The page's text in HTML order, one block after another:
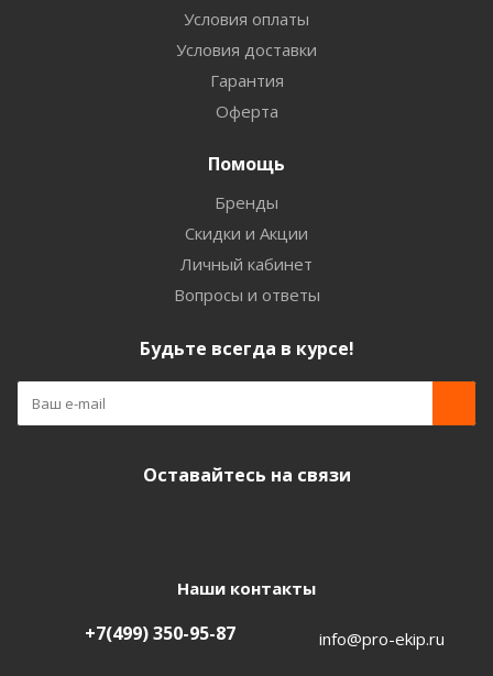
Условия оплаты
Условия доставки
Гарантия
Оферта
Помощь
Бренды
Скидки и Акции
Личный кабинет
Вопросы и ответы
Будьте всегда в курсе!
Оставайтесь на связи
Наши контакты
+7(499) 350-95-87 info@pro-ekip.ru